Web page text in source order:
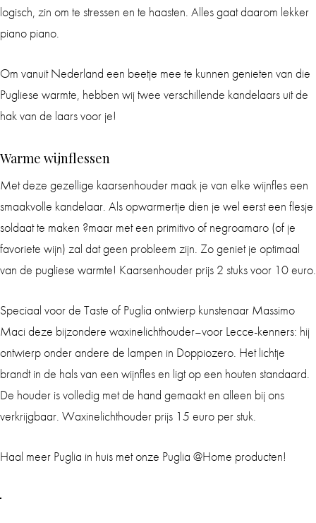
logisch, zin om te stressen en te haasten. Alles gaat daarom lekker
piano piano.
Om vanuit Nederland een beetje mee te kunnen genieten van die
Pugliese warmte, hebben wij twee verschillende kandelaars uit de
hak van de laars voor je!
Warme wijnflessen
Met deze gezellige kaarsenhouder maak je van elke wijnfles een
smaakvolle kandelaar. Als opwarmertje dien je wel eerst een flesje
soldaat te maken ?maar met een primitivo of negroamaro (of je
favoriete wijn) zal dat geen probleem zijn. Zo geniet je optimaal
van de pugliese warmte! Kaarsenhouder prijs 2 stuks voor 10 euro.
Speciaal voor de Taste of Puglia ontwierp kunstenaar Massimo
Maci deze bijzondere waxinelichthouder–voor Lecce-kenners: hij
ontwierp onder andere de lampen in Doppiozero. Het lichtje
brandt in de hals van een wijnfles en ligt op een houten standaard.
De houder is volledig met de hand gemaakt en alleen bij ons
verkrijgbaar. Waxinelichthouder prijs 15 euro per stuk.
Haal meer Puglia in huis met onze Puglia @Home producten!